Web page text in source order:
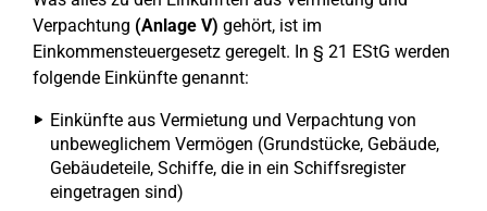
Verpachtung (Anlage V) gehört, ist im
Einkommensteuergesetz geregelt. In § 21 EStG werden
folgende Einkünfte genannt:
Einkünfte aus Vermietung und Verpachtung von
unbeweglichem Vermögen (Grundstücke, Gebäude,
Gebäudeteile, Schiffe, die in ein Schiffsregister
eingetragen sind)